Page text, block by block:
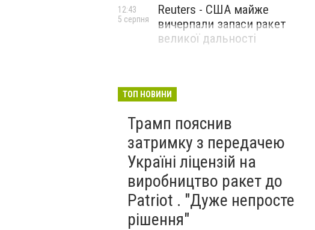
Reuters - США майже
вичерпали запаси ракет
великої дальності
12:43
5 серпня
ТОП НОВИНИ
Трамп пояснив
затримку з передачею
Україні ліцензій на
виробництво ракет до
Patriot . "Дуже непросте
рішення"